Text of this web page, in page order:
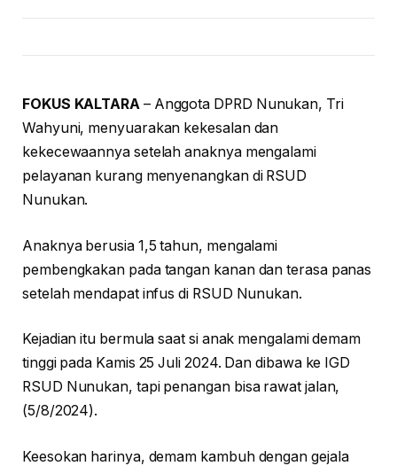
FOKUS KALTARA – Anggota DPRD Nunukan, Tri
Wahyuni, menyuarakan kekesalan dan
kekecewaannya setelah anaknya mengalami
pelayanan kurang menyenangkan di RSUD
Nunukan.
Anaknya berusia 1,5 tahun, mengalami
pembengkakan pada tangan kanan dan terasa panas
setelah mendapat infus di RSUD Nunukan.
Kejadian itu bermula saat si anak mengalami demam
tinggi pada Kamis 25 Juli 2024. Dan dibawa ke IGD
RSUD Nunukan, tapi penangan bisa rawat jalan,
(5/8/2024).
Keesokan harinya, demam kambuh dengan gejala